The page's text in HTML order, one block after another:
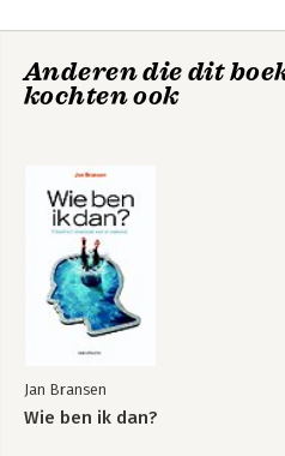
Leading from the
middle
Anderen die dit
kochten ook
Jan Bransen
Wie ben ik dan?